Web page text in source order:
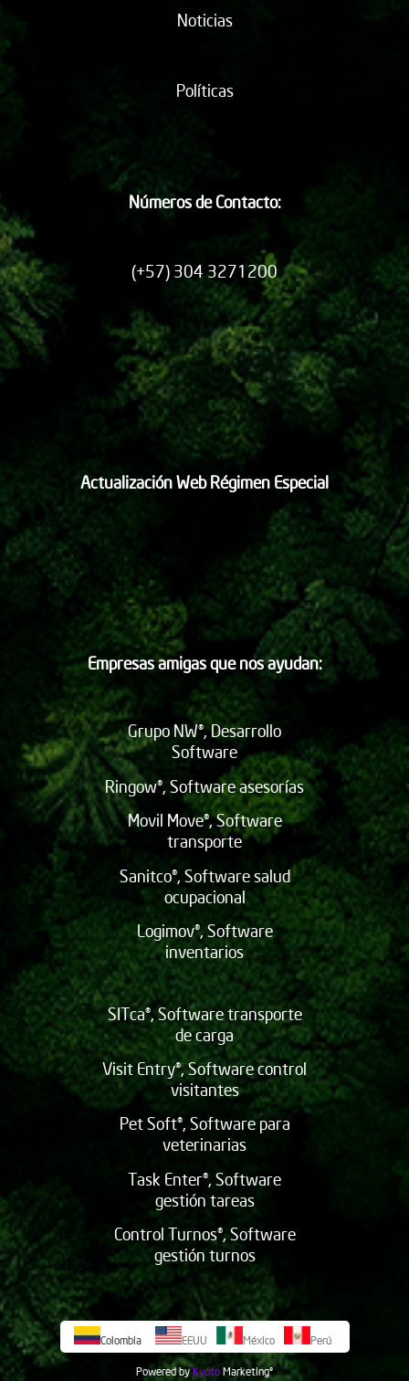
Noticias
Políticas
Números de Contacto:
(+57) 304 3271200
Actualización Web Régimen Especial
Empresas amigas que nos ayudan:
Grupo NW®, Desarrollo
Software
Ringow®, Software asesorías
Movil Move®, Software
transporte
Sanitco®, Software salud
ocupacional
Logimov®, Software
inventarios
SITca®, Software transporte
de carga
Visit Entry®, Software control
visitantes
Pet Soft®, Software para
veterinarias
Task Enter®, Software
gestión tareas
Control Turnos®, Software
gestión turnos
Colombia EEUU México Perú
Powered by KyotoMarketing©